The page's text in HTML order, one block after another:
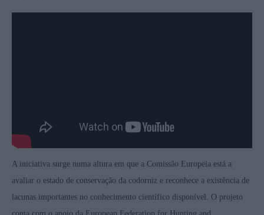
A iniciativa surge numa altura em que a Comissão Europeia está a
avaliar o estado de conservação da codorniz e reconhece a existência de
lacunas importantes no conhecimento científico disponível. O projeto